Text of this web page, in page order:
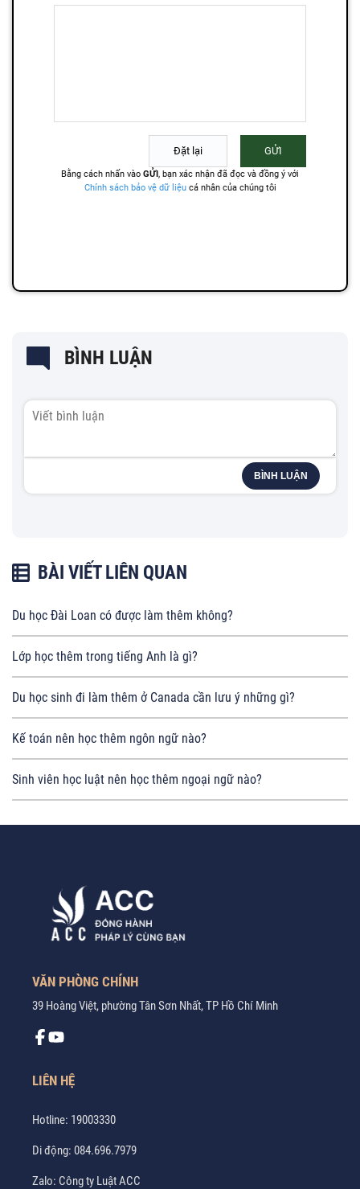
BÌNH LUẬN
BÌNH LUẬN
BÀI VIẾT LIÊN QUAN
Du học Đài Loan có được làm thêm không?
Lớp học thêm trong tiếng Anh là gì?
Du học sinh đi làm thêm ở Canada cần lưu ý những gì?
Kế toán nên học thêm ngôn ngữ nào?
Sinh viên học luật nên học thêm ngoại ngữ nào?
VĂN PHÒNG CHÍNH
39 Hoàng Việt, phường Tân Sơn Nhất, TP Hồ Chí Minh
LIÊN HỆ
Hotline: 19003330
Di động: 084.696.7979
Zalo: Công ty Luật ACC